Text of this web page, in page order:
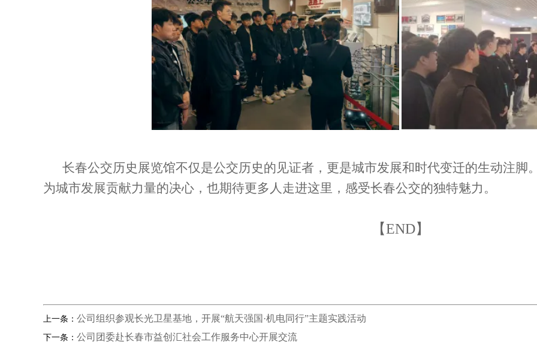
长春公交历史展览馆不仅是公交历史的见证者，更是城市发展和时代变迁的生动注脚
为城市发展贡献力量的决心，也期待更多人走进这里，感受长春公交的独特魅力。
【END】
上一条： 公司组织参观长光卫星基地，开展“航天强国·机电同行”主题实践活动
下一条： 公司团委赴长春市益创汇社会工作服务中心开展交流